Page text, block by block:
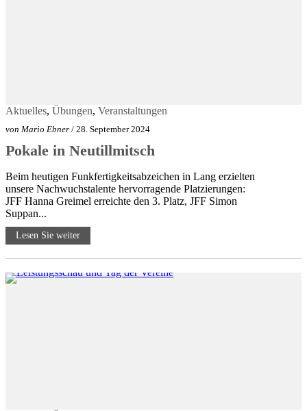
Aktuelles, Übungen, Veranstaltungen
von Mario Ebner / 28. September 2024
Pokale in Neutillmitsch
Beim heutigen Funkfertigkeitsabzeichen in Lang erzielten
unsere Nachwuchstalente hervorragende Platzierungen:
JFF Hanna Greimel erreichte den 3. Platz, JFF Simon
Suppan...
Lesen Sie weiter